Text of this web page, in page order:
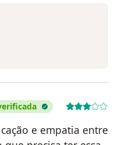
e empatia entre